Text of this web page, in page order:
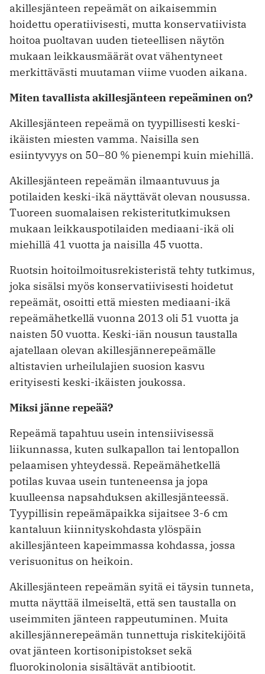
akillesjänteen repeämät on aikaisemmin
hoidettu operatiivisesti, mutta konservatiivista
hoitoa puoltavan uuden tieteellisen näytön
mukaan leikkausmäärät ovat vähentyneet
merkittävästi muutaman viime vuoden aikana.
Miten tavallista akillesjänteen repeäminen on?
Akillesjänteen repeämä on tyypillisesti keski-
ikäisten miesten vamma. Naisilla sen
esiintyvyys on 50–80 % pienempi kuin miehillä.
Akillesjänteen repeämän ilmaantuvuus ja
potilaiden keski-ikä näyttävät olevan nousussa.
Tuoreen suomalaisen rekisteritutkimuksen
mukaan leikkauspotilaiden mediaani-ikä oli
miehillä 41 vuotta ja naisilla 45 vuotta.
Ruotsin hoitoilmoitusrekisteristä tehty tutkimus,
joka sisälsi myös konservatiivisesti hoidetut
repeämät, osoitti että miesten mediaani-ikä
repeämähetkellä vuonna 2013 oli 51 vuotta ja
naisten 50 vuotta. Keski-iän nousun taustalla
ajatellaan olevan akillesjännerepeämälle
altistavien urheilulajien suosion kasvu
erityisesti keski-ikäisten joukossa.
Miksi jänne repeää?
Repeämä tapahtuu usein intensiivisessä
liikunnassa, kuten sulkapallon tai lentopallon
pelaamisen yhteydessä. Repeämähetkellä
potilas kuvaa usein tunteneensa ja jopa
kuulleensa napsahduksen akillesjänteessä.
Tyypillisin repeämäpaikka sijaitsee 3-6 cm
kantaluun kiinnityskohdasta ylöspäin
akillesjänteen kapeimmassa kohdassa, jossa
verisuonitus on heikoin.
Akillesjänteen repeämän syitä ei täysin tunneta,
mutta näyttää ilmeiseltä, että sen taustalla on
useimmiten jänteen rappeutuminen. Muita
akillesjännerepeämän tunnettuja riskitekijöitä
ovat jänteen kortisonipistokset sekä
fluorokinolonia sisältävät antibiootit.